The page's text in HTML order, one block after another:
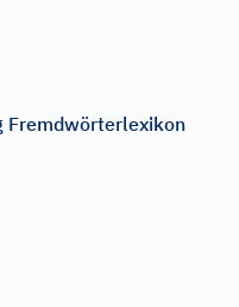
Fremdwörterlexikon